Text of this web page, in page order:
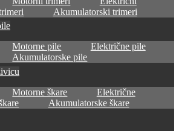
Akumulatorski trimeri
Motorne pile
Električne pile
Akumulatorske pile
Motorne škare
Električne
Akumulatorske škare